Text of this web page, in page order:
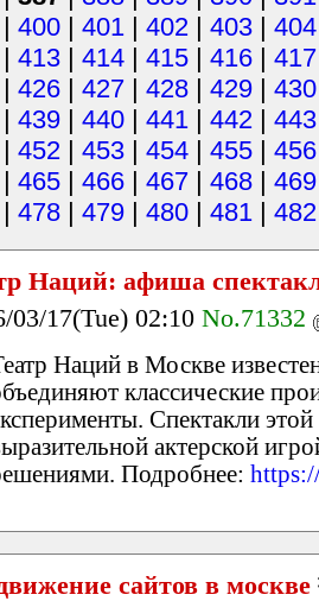
| 400 | 401 | 402 | 403 | 404
| 413 | 414 | 415 | 416 | 417
| 426 | 427 | 428 | 429 | 430
| 439 | 440 | 441 | 442 | 443
| 452 | 453 | 454 | 455 | 456
| 465 | 466 | 467 | 468 | 469
| 478 | 479 | 480 | 481 | 482
Наций: афиша
03/17(Tue) 02:10 No.71332
Наций в Москве
классические
Спектакли
актерской
Подробнее:
сайтов в москве